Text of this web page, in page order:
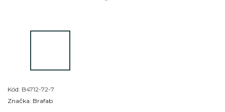
Kód: B4712-72-7
Značka: Brafab